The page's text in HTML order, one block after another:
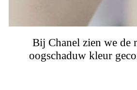
Bij Chanel zien we de
oogschaduw kleur